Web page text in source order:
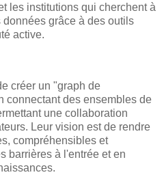
les institutions qui cherchent à
grâce à des outils
active.
créer un "graph de
connectant des ensembles de
une collaboration
Leur vision est de rendre
compréhensibles et
barrières à l'entrée et en